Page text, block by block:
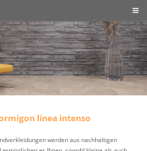
linea intenso
werden aus nachhaltigen